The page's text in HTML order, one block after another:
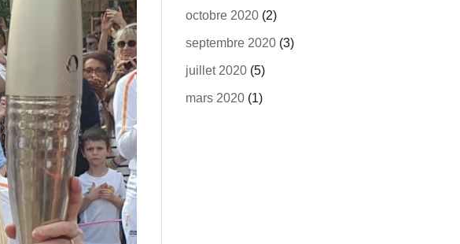
octobre 2020(2)
septembre 2020(3)
juillet 2020(5)
mars 2020(1)